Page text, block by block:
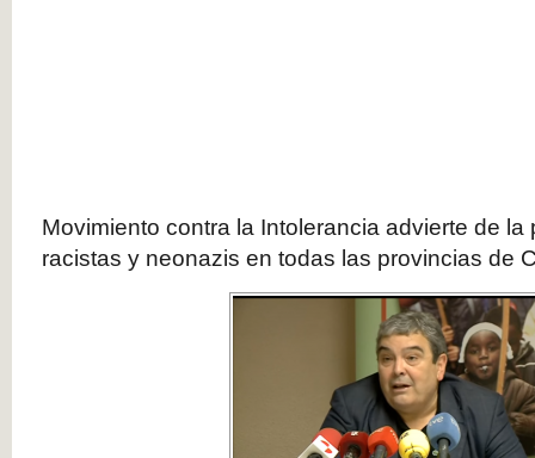
Movimiento contra la Intolerancia advierte de
racistas y neonazis en todas las provincias de